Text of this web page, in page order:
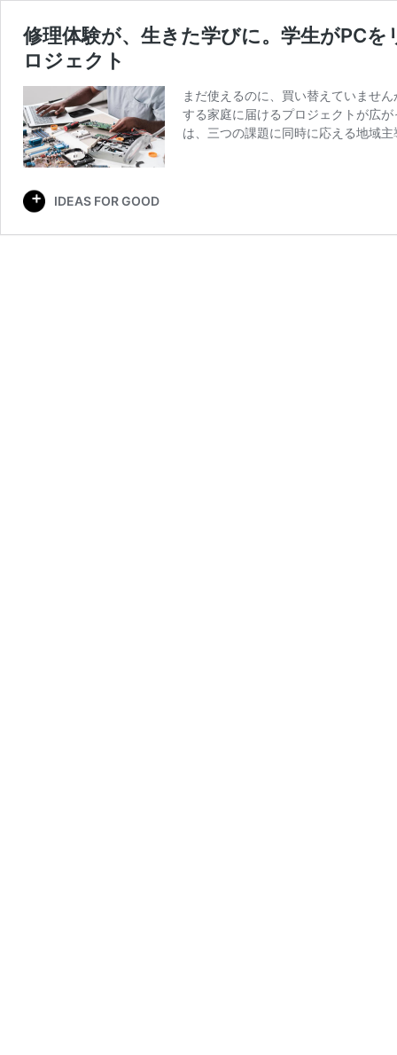
修理体験が、生きた学びに。学生がPC
ロジェクト
まだ使えるのに、買い替えていませ
する家庭に届けるプロジェクトが広
は、三つの課題に同時に応える地域
IDEAS FOR GOOD